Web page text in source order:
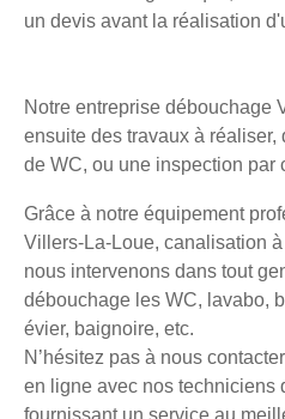
un devis avant la réalisation
Notre entreprise débouchage
ensuite des travaux à
de WC, ou une inspection par
Grâce à notre équipement
Villers-La-Loue, canalisation à
nous intervenons dans tout
débouchage les WC, lavabo,
évier, baignoire, etc.
N’hésitez pas à nous
en ligne avec nos techniciens
fournissant un service au